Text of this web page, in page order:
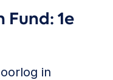
Fund:1e
2022
in